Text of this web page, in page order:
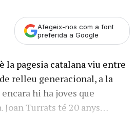
Afegeix-nos com a font
preferida a Google
la pagesia catalana viu entre
relleu generacional, a la
hi ha joves que
Turrats té 20 anys…